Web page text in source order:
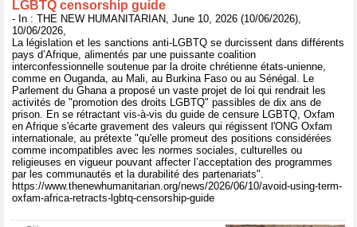
LGBTQ censorship guide
- In : THE NEW HUMANITARIAN, June 10, 2026 (10/06/2026),
10/06/2026,
La législation et les sanctions anti-LGBTQ se durcissent dans différents
pays d’Afrique, alimentés par une puissante coalition
interconfessionnelle soutenue par la droite chrétienne états-unienne,
comme en Ouganda, au Mali, au Burkina Faso ou au Sénégal. Le
Parlement du Ghana a proposé un vaste projet de loi qui rendrait les
activités de "promotion des droits LGBTQ" passibles de dix ans de
prison. En se rétractant vis-à-vis du guide de censure LGBTQ, Oxfam
en Afrique s'écarte gravement des valeurs qui régissent l'ONG Oxfam
internationale, au prétexte "qu'elle promeut des positions considérées
comme incompatibles avec les normes sociales, culturelles ou
religieuses en vigueur pouvant affecter l’acceptation des programmes
par les communautés et la durabilité des partenariats".
https://www.thenewhumanitarian.org/news/2026/06/10/avoid-using-term-
oxfam-africa-retracts-lgbtq-censorship-guide